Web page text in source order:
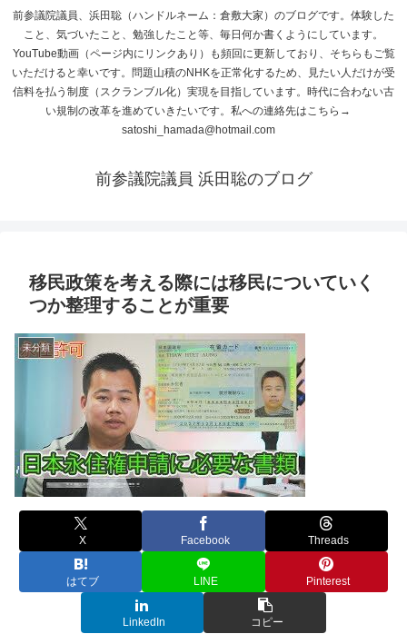
前参議院議員、浜田聡（ハンドルネーム：倉敷大家）のブログです。体験した
こと、気づいたこと、勉強したこと等、毎日何か書くようにしています。
YouTube動画（ページ内にリンクあり）も頻回に更新しており、そちらもご覧
いただけると幸いです。問題山積のNHKを正常化するため、見たい人だけが受
信料を払う制度（スクランブル化）実現を目指しています。時代に合わない古
い規制の改革を進めていきたいです。私への連絡先はこちら→
satoshi_hamada@hotmail.com
前参議院議員 浜田聡のブログ
移民政策を考える際には移民についていく
つか整理することが重要
未分類
X Facebook Threads
はてブ LINE Pinterest
LinkedIn コピー